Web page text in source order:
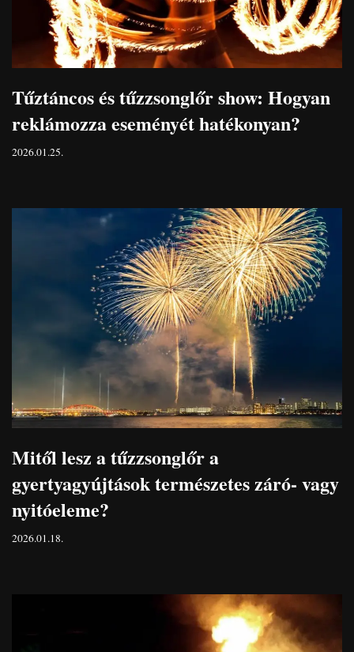
Tűztáncos és tűzzsonglőr show: Hogyan
reklámozza eseményét hatékonyan?
2026.01.25.
Mitől lesz a tűzzsonglőr a
gyertyagyújtások természetes záró- vagy
nyitóeleme?
2026.01.18.